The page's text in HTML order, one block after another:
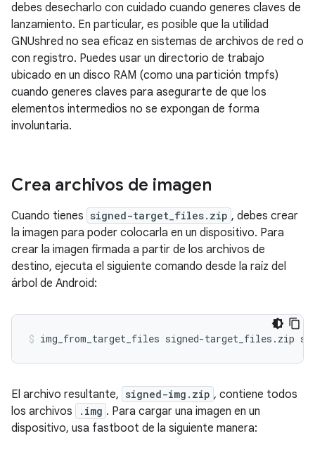
debes desecharlo con cuidado cuando generes claves de
lanzamiento. En particular, es posible que la utilidad
GNUshred no sea eficaz en sistemas de archivos de red o
con registro. Puedes usar un directorio de trabajo
ubicado en un disco RAM (como una partición tmpfs)
cuando generes claves para asegurarte de que los
elementos intermedios no se expongan de forma
involuntaria.
Crea archivos de imagen
Cuando tienes signed-target_files.zip , debes crear
la imagen para poder colocarla en un dispositivo. Para
crear la imagen firmada a partir de los archivos de
destino, ejecuta el siguiente comando desde la raíz del
árbol de Android:
El archivo resultante, signed-img.zip , contiene todos
los archivos
.img . Para cargar una imagen en un
dispositivo, usa fastboot de la siguiente manera: